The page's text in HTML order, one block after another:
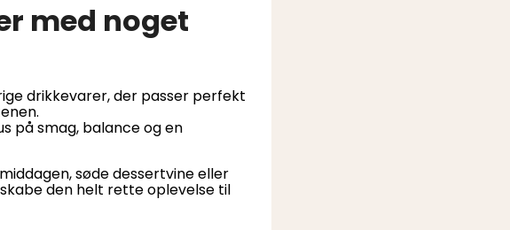
med noget
drikkevarer, der passer perfekt
på smag, balance og en
søde dessertvine eller
den helt rette oplevelse til